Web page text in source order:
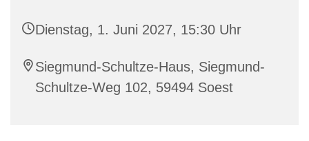
Dienstag, 1. Juni 2027, 15:30 Uhr
Siegmund-Schultze-Haus, Siegmund-
Schultze-Weg 102, 59494 Soest